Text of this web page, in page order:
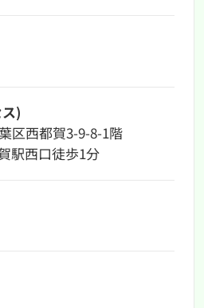
)
区西都賀3-9-8-1階
駅西口徒歩1分